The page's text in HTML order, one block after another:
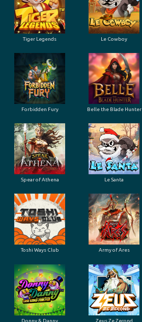
Tiger Legends Le Cowboy
Forbidden Fury Belle the Blade Hunter
Spear of Athena Le Santa
Toshi Ways Club Army of Ares
Donny & Danny Zeus Ze Zecond